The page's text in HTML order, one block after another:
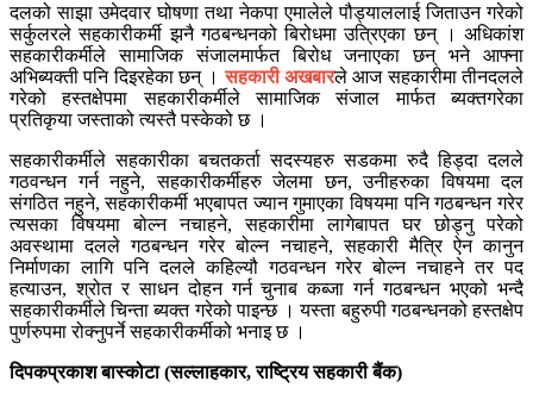
दलको साझा उमेदवार घोषणा तथा नेकपा एमालेले पौड्याललाई जिताउन गरेको
सर्कुलरले सहकारीकर्मी झनै गठबन्धनको बिरोधमा उत्रिएका छन् । अधिकांश
सहकारीकर्मीले सामाजिक संजालमार्फत बिरोध जनाएका छन् भने आफ्ना
अभिब्यक्ती पनि दिइरहेका छन् ।सहकारी अखबारले आज सहकारीमा तीनदलले
गरेको हस्तक्षेपमा सहकारीकर्मीले सामाजिक संजाल मार्फत ब्यक्तगरेका
प्रतिकृया जस्ताको त्यस्तै पस्केको छ ।
सहकारीकर्मीले सहकारीका बचतकर्ता सदस्यहरु सडकमा रुदै हिड्दा दलले
गठवन्धन गर्न नहुने, सहकारीकर्मीहरु जेलमा छन, उनीहरुका विषयमा दल
संगठित नहुने, सहकारीकर्मी भएबापत ज्यान गुमाएका विषयमा पनि गठबन्धन गरेर
त्यसका विषयमा बोल्न नचाहने, सहकारीमा लागेबापत घर छोड्नु परेको
अवस्थामा दलले गठबन्धन गरेर बोल्न नचाहने, सहकारी मैत्रि ऐन कानुन
निर्माणका लागि पनि दलले कहिल्यौ गठवन्धन गरेर बोल्न नचाहने तर पद
हत्याउन, श्रोत र साधन दोहन गर्न चुनाब कब्जा गर्न गठबन्धन भएको भन्दै
सहकारीकर्मीले चिन्ता ब्यक्त गरेको पाइन्छ । यस्ता बहुरुपी गठबन्धनको हस्तक्षेप
पुर्णरुपमा रोक्नुपर्ने सहकारीकर्मीको भनाइ छ ।
दिपकप्रकाश बास्कोटा (सल्लाहकार, राष्ट्रिय सहकारी बैंक)